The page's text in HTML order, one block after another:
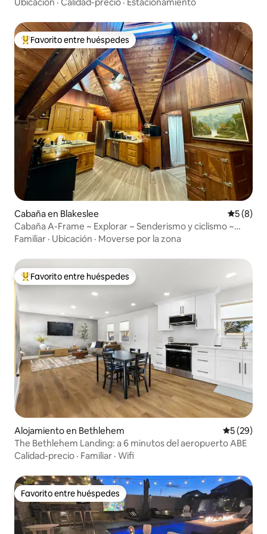
Favorito entre huéspedes preferido
Favorito entre huéspedes
Cabaña en Blakeslee
5 (8)
Cabaña A-Frame ~ Explorar ~ Senderismo y ciclismo ~
Única en su clase
Familiar · Ubicación · Moverse por la zona
Favorito entre huéspedes preferido
Favorito entre huéspedes
Alojamiento en Bethlehem
5 (29)
The Bethlehem Landing: a 6 minutos del aeropuerto ABE
Calidad-precio · Familiar · Wifi
Favorito entre huéspedes
Favorito entre huéspedes